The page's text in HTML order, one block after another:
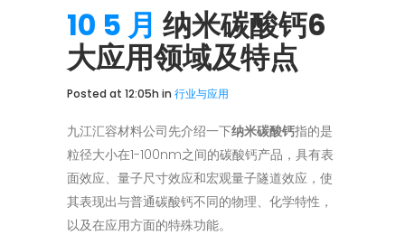
10 5 月 纳米碳酸钙6
大应用领域及特点
Posted at 12:05h in 行业与应用
九江汇容材料公司先介绍一下纳米碳酸钙指的是
粒径大小在1-100nm之间的碳酸钙产品，具有表
面效应、量子尺寸效应和宏观量子隧道效应，使
其表现出与普通碳酸钙不同的物理、化学特性，
以及在应用方面的特殊功能。